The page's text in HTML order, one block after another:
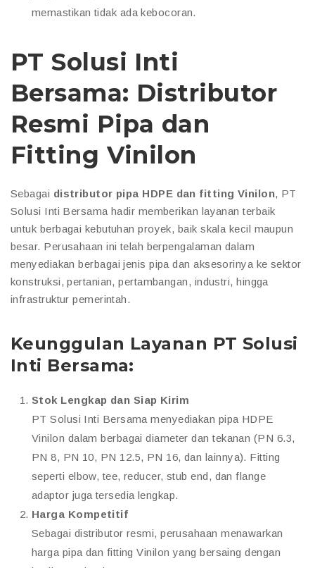
memastikan tidak ada kebocoran.
PT Solusi Inti
Bersama: Distributor
Resmi Pipa dan
Fitting Vinilon
Sebagai distributor pipa HDPE dan fitting Vinilon, PT
Solusi Inti Bersama hadir memberikan layanan terbaik
untuk berbagai kebutuhan proyek, baik skala kecil maupun
besar. Perusahaan ini telah berpengalaman dalam
menyediakan berbagai jenis pipa dan aksesorinya ke sektor
konstruksi, pertanian, pertambangan, industri, hingga
infrastruktur pemerintah.
Keunggulan Layanan PT Solusi
Inti Bersama:
Stok Lengkap dan Siap Kirim
PT Solusi Inti Bersama menyediakan pipa HDPE
Vinilon dalam berbagai diameter dan tekanan (PN 6.3,
PN 8, PN 10, PN 12.5, PN 16, dan lainnya). Fitting
seperti elbow, tee, reducer, stub end, dan flange
adaptor juga tersedia lengkap.
Harga Kompetitif
Sebagai distributor resmi, perusahaan menawarkan
harga pipa dan fitting Vinilon yang bersaing dengan